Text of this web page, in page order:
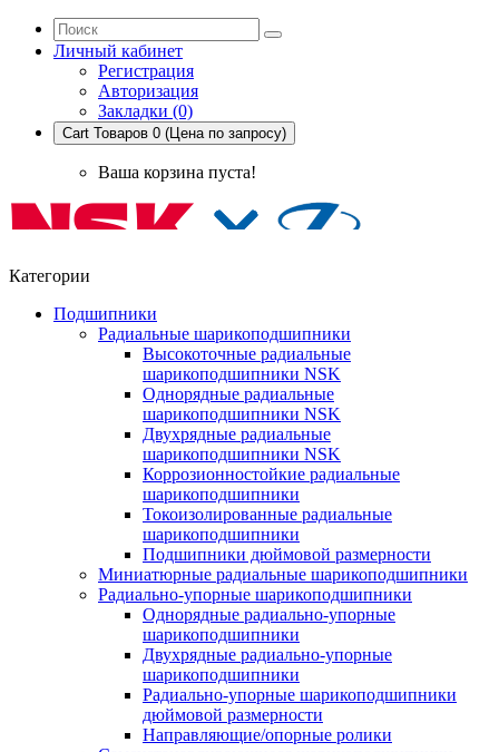
Личный кабинет
Регистрация
Авторизация
Закладки (0)
Cart Товаров 0 (Цена по запросу)
Ваша корзина пуста!
Категории
Подшипники
Радиальные шарикоподшипники
Высокоточные радиальные
шарикоподшипники NSK
Однорядные радиальные
шарикоподшипники NSK
Двухрядные радиальные
шарикоподшипники NSK
Коррозионностойкие радиальные
шарикоподшипники
Токоизолированные радиальные
шарикоподшипники
Подшипники дюймовой размерности
Миниатюрные радиальные шарикоподшипники
Радиально-упорные шарикоподшипники
Однорядные радиально-упорные
шарикоподшипники
Двухрядные радиально-упорные
шарикоподшипники
Радиально-упорные шарикоподшипники
дюймовой размерности
Направляющие/опорные ролики